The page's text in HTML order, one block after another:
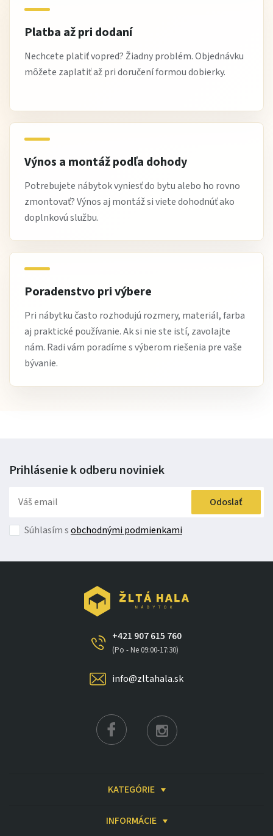
Platba až pri dodaní
Nechcete platiť vopred? Žiadny problém. Objednávku
môžete zaplatiť až pri doručení formou dobierky.
Výnos a montáž podľa dohody
Potrebujete nábytok vyniesť do bytu alebo ho rovno
zmontovať? Výnos aj montáž si viete dohodnúť ako
doplnkovú službu.
Poradenstvo pri výbere
Pri nábytku často rozhodujú rozmery, materiál, farba
aj praktické používanie. Ak si nie ste istí, zavolajte
nám. Radi vám poradíme s výberom riešenia pre vaše
bývanie.
Prihlásenie k odberu noviniek
Odoslať
Súhlasím sobchodnými podmienkami
+421 907 615 760
(Po - Ne 09:00-17:30)
info@zltahala.sk
KATEGÓRIE
INFORMÁCIE